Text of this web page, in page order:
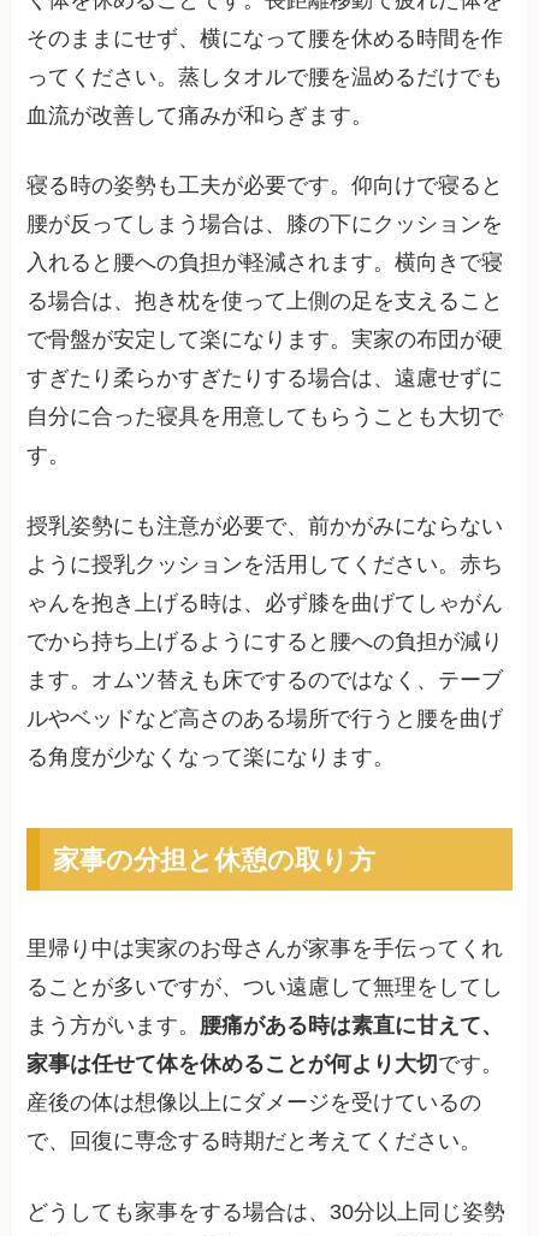
そのままにせず、横になって腰を休める時間を作
ってください。蒸しタオルで腰を温めるだけでも
血流が改善して痛みが和らぎます。
寝る時の姿勢も工夫が必要です。仰向けで寝ると
腰が反ってしまう場合は、膝の下にクッションを
入れると腰への負担が軽減されます。横向きで寝
る場合は、抱き枕を使って上側の足を支えること
で骨盤が安定して楽になります。実家の布団が硬
すぎたり柔らかすぎたりする場合は、遠慮せずに
自分に合った寝具を用意してもらうことも大切で
す。
授乳姿勢にも注意が必要で、前かがみにならない
ように授乳クッションを活用してください。赤ち
ゃんを抱き上げる時は、必ず膝を曲げてしゃがん
でから持ち上げるようにすると腰への負担が減り
ます。オムツ替えも床でするのではなく、テーブ
ルやベッドなど高さのある場所で行うと腰を曲げ
る角度が少なくなって楽になります。
家事の分担と休憩の取り方
里帰り中は実家のお母さんが家事を手伝ってくれ
ることが多いですが、つい遠慮して無理をしてし
まう方がいます。 腰痛がある時は素直に甘えて、
家事は任せて体を休めることが何より大切 です。
産後の体は想像以上にダメージを受けているの
で、回復に専念する時期だと考えてください。
どうしても家事をする場合は、30分以上同じ姿勢